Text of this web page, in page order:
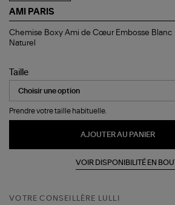
AMI PARIS
Chemise
Boxy
Cœur
Embosse
Blanc
Chemise Boxy Ami de Cœur Embosse Blanc
Naturel
Taille
Prendre votre taille habituelle.
AJOUTER AU PANIER
VOIR DISPONIBILITÉ EN
VOTRE CONSEILLÈRE LULLI